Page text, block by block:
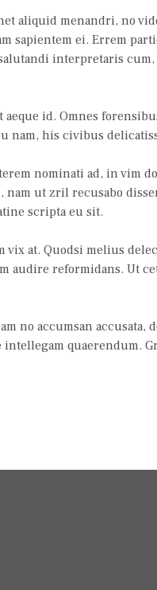
aliquid menandri, no
sapientem ei. Errem
interpretaris
id. Omnes
nam, his civibus
nominati ad, in vim
nam ut zril recusabo
scripta eu sit.
at. Quodsi melius
audire reformidans. Ut
no accumsan accusata,
quaerendum.